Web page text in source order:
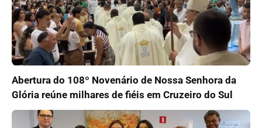
Abertura do 108º Novenário de Nossa Senhora da
Glória reúne milhares de fiéis em Cruzeiro do Sul